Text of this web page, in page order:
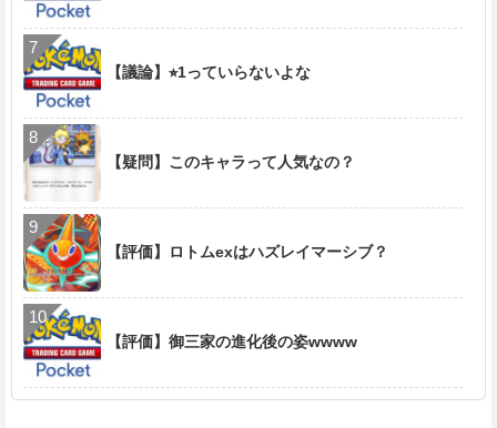
【議論】⭐︎1っていらないよな
【疑問】このキャラって人気なの？
【評価】ロトムexはハズレイマーシブ？
【評価】御三家の進化後の姿wwww